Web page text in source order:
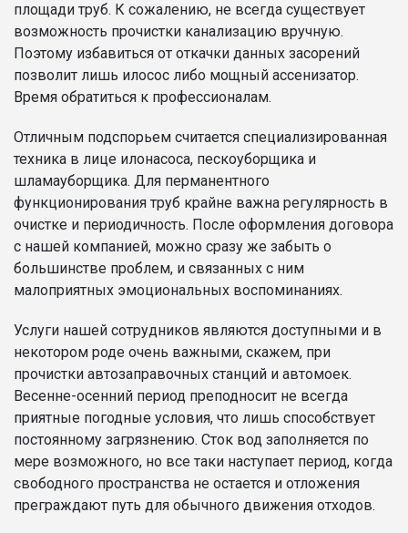
площади труб. К сожалению, не всегда существует
возможность прочистки канализацию вручную.
Поэтому избавиться от откачки данных засорений
позволит лишь илосос либо мощный ассенизатор.
Время обратиться к профессионалам.
Отличным подспорьем считается специализированная
техника в лице илонасоса, пескоуборщика и
шламауборщика. Для перманентного
функционирования труб крайне важна регулярность в
очистке и периодичность. После оформления договора
с нашей компанией, можно сразу же забыть о
большинстве проблем, и связанных с ним
малоприятных эмоциональных воспоминаниях.
Услуги нашей сотрудников являются доступными и в
некотором роде очень важными, скажем, при
прочистки автозаправочных станций и автомоек.
Весенне-осенний период преподносит не всегда
приятные погодные условия, что лишь способствует
постоянному загрязнению. Сток вод заполняется по
мере возможного, но все таки наступает период, когда
свободного пространства не остается и отложения
преграждают путь для обычного движения отходов.